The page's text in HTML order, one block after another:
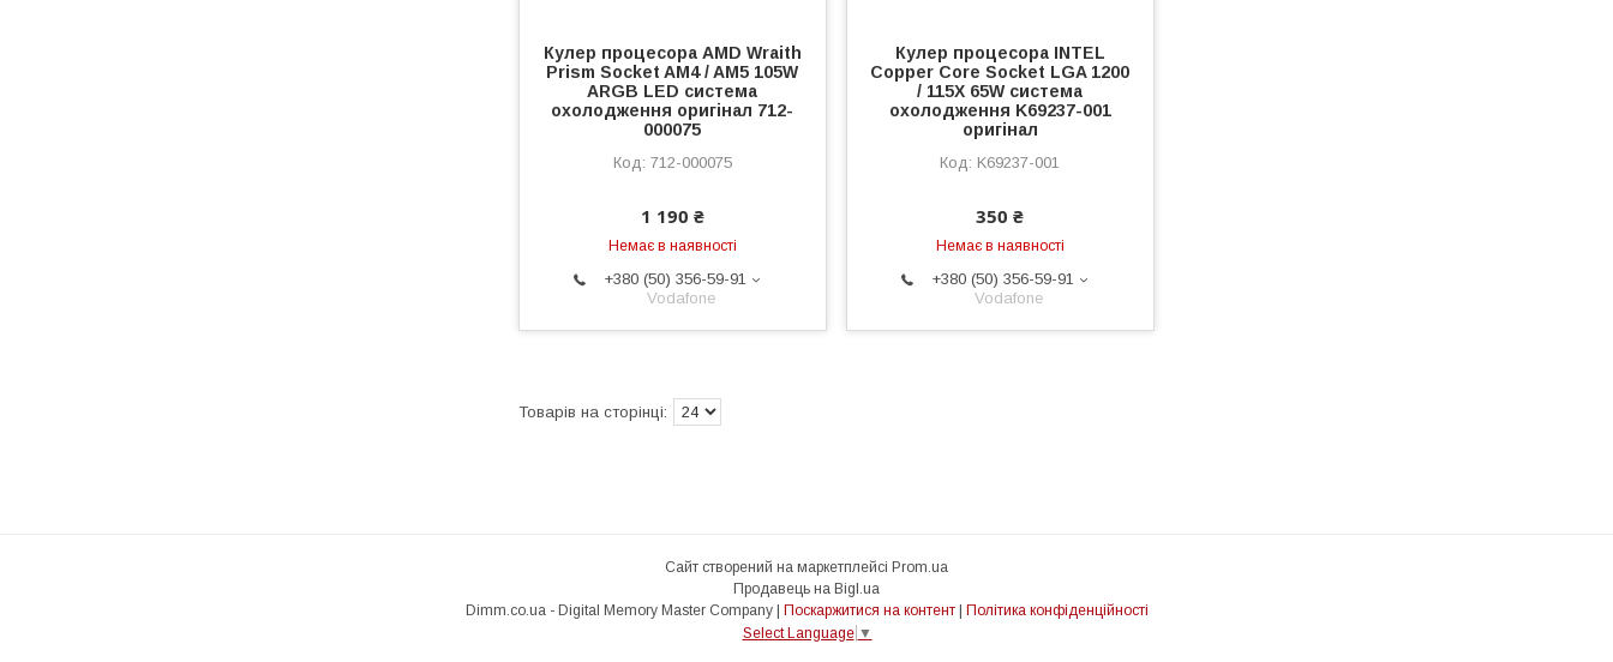
Кулер процесора AMD Wraith
Prism Socket AM4 / AM5 105W
ARGB LED система
охолодження оригінал 712-
000075
712-000075
1 190 ₴
Немає в наявності
+380 (50) 356-59-91
Vodafone
Кулер процесора INTEL
Copper Core Socket LGA 1200
/ 115X 65W система
охолодження K69237-001
оригінал
K69237-001
350 ₴
Немає в наявності
+380 (50) 356-59-91
Vodafone
Сайт створений на маркетплейсі Prom.ua
Продавець на Bigl.ua
Поскаржитися на контент
Політика конфіденційності
Select Language ▼